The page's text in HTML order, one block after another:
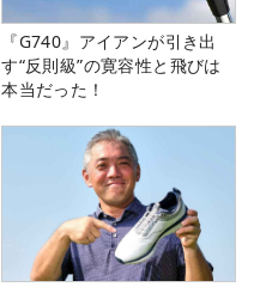
『G740』アイアンが引き出
す“反則級”の寛容性と飛びは
本当だった！